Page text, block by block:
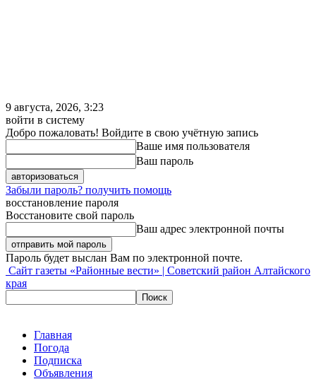
9 августа, 2026, 3:23
войти в систему
Добро пожаловать! Войдите в свою учётную запись
Ваше имя пользователя
Ваш пароль
Забыли пароль? получить помощь
восстановление пароля
Восстановите свой пароль
Ваш адрес электронной почты
Пароль будет выслан Вам по электронной почте.
Сайт газеты «Районные вести» | Советский район Алтайского
края
Главная
Погода
Подписка
Объявления